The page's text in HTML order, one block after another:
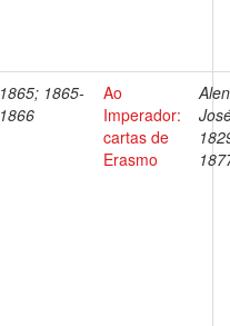
1865; 1865-
1866
Ao
Imperador:
cartas de
Erasmo